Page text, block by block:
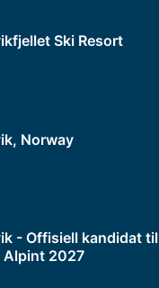
Ski Resort
Norway
- Offisiell kandidat til
Alpint 2027